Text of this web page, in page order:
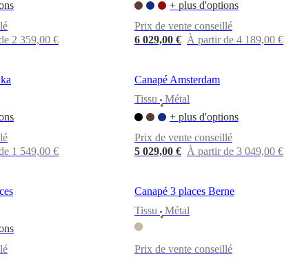
2 359,00 €
+ plus d'options
Prix de vente conseillé
6 029,00 € À partir de 4 189,00 €
1 549,00 €
Canapé Amsterdam
Tissu
•
Métal
+ plus d'options
Prix de vente conseillé
5 029,00 € À partir de 3 049,00 €
Canapé 3 places Berne
Tissu
•
Métal
Prix de vente conseillé